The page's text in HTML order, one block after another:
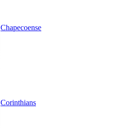
Chapecoense
Corinthians